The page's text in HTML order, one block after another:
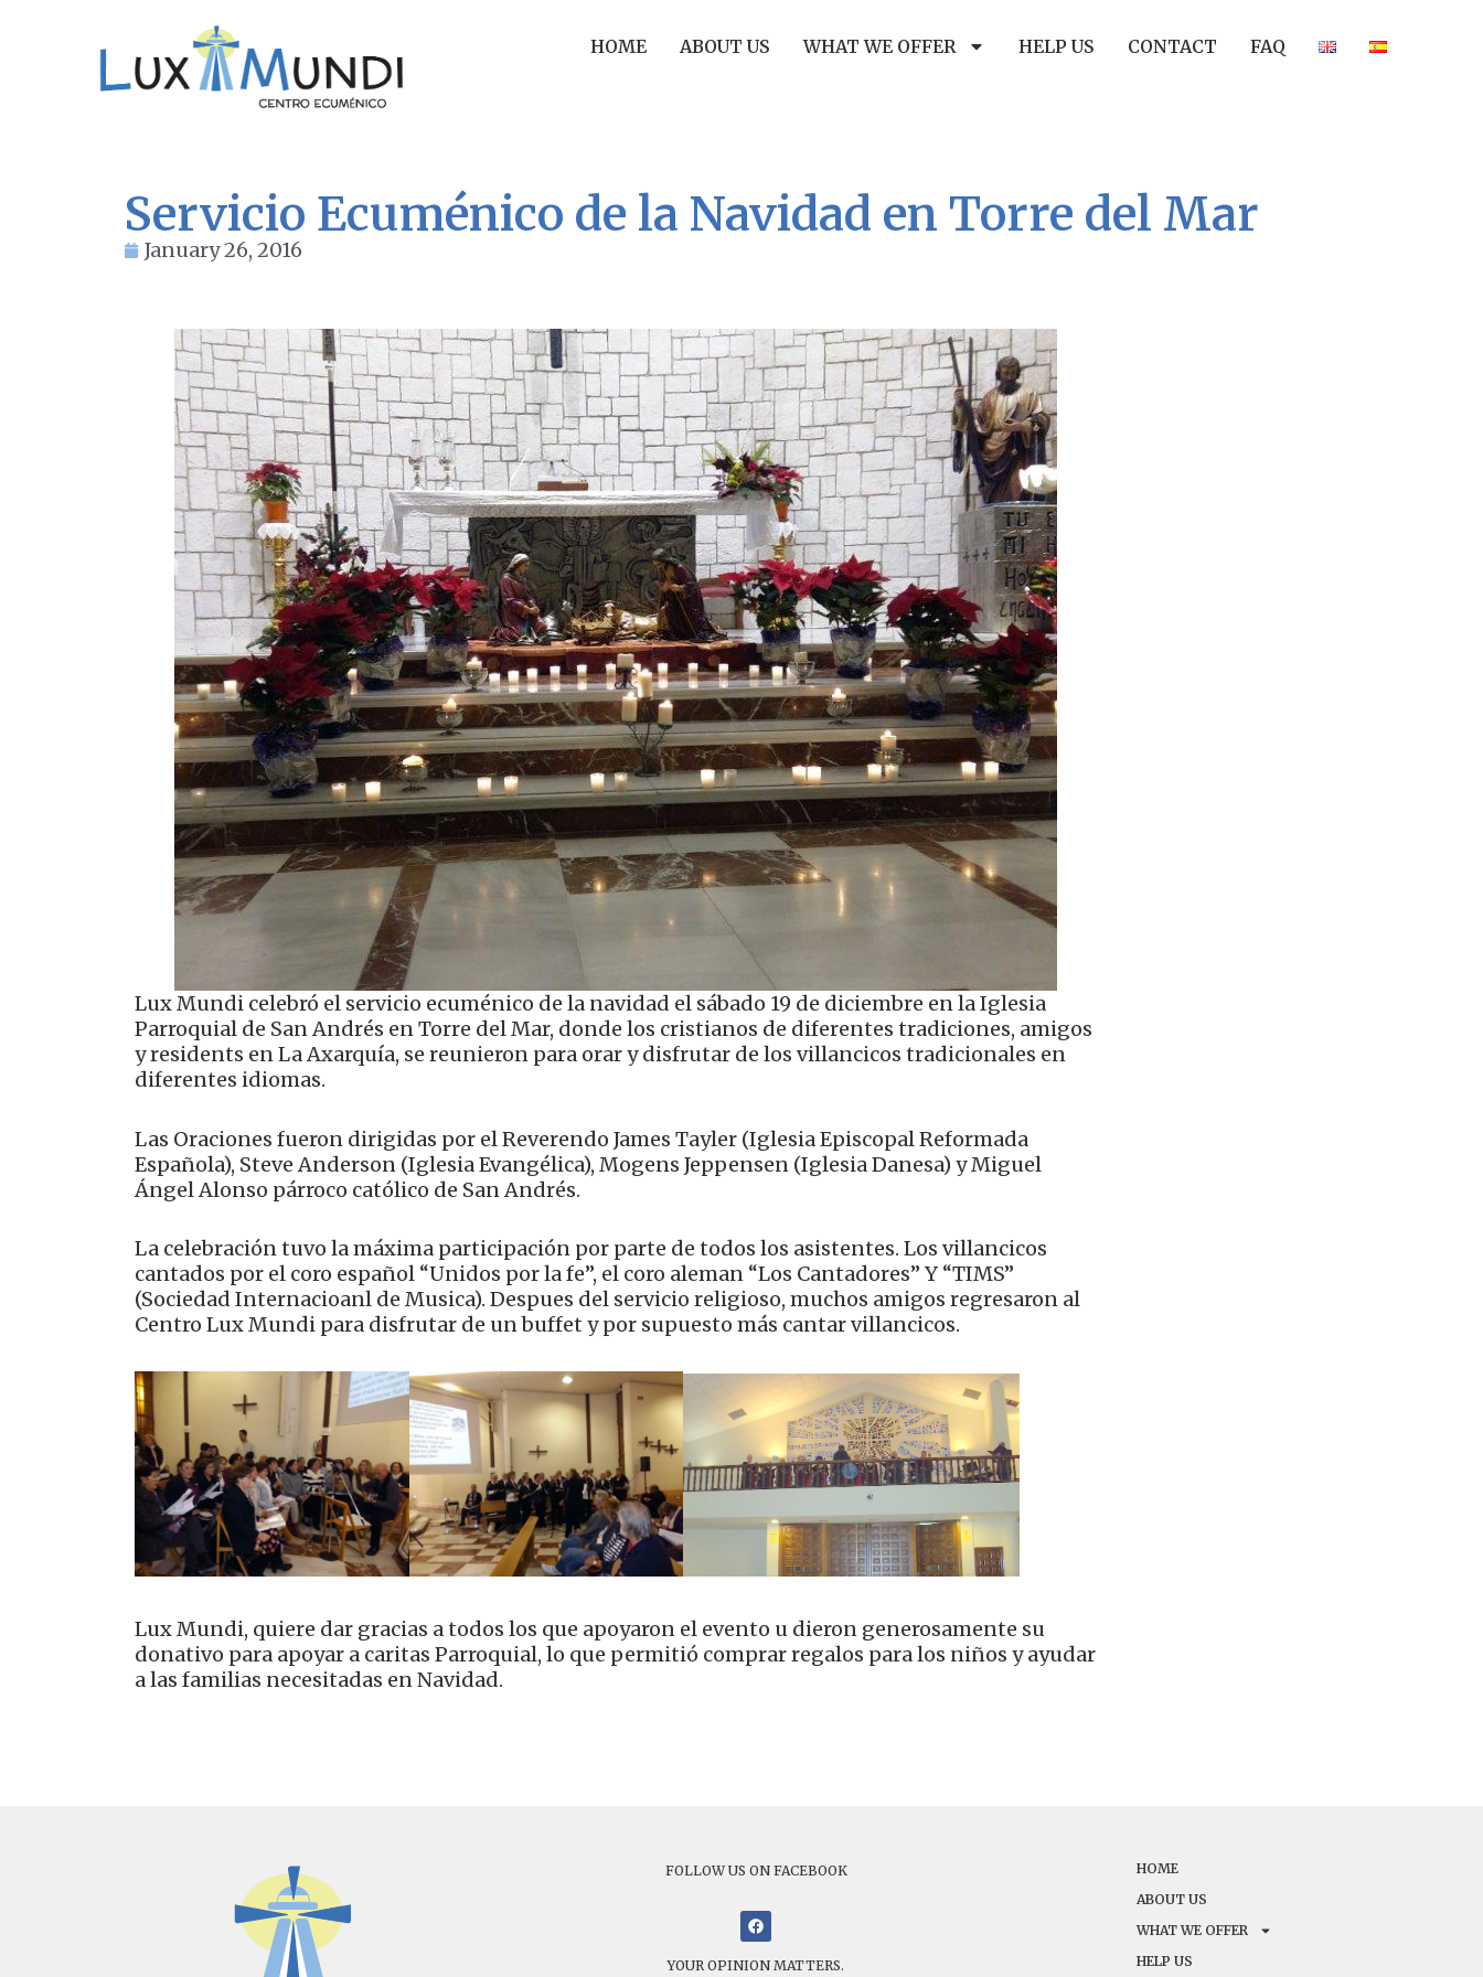
HOME ABOUT US WHAT WE OFFER HELP US CONTACT FAQ
Servicio Ecuménico de la Navidad en Torre del Mar
January 26, 2016
Lux Mundi celebró el servicio ecuménico de la navidad el sábado 19 de diciembre en la Iglesia
Parroquial de San Andrés en Torre del Mar, donde los cristianos de diferentes tradiciones, amigos
y residents en La Axarquía, se reunieron para orar y disfrutar de los villancicos tradicionales en
diferentes idiomas.
Las Oraciones fueron dirigidas por el Reverendo James Tayler (Iglesia Episcopal Reformada
Española), Steve Anderson (Iglesia Evangélica), Mogens Jeppensen (Iglesia Danesa) y Miguel
Ángel Alonso párroco católico de San Andrés.
La celebración tuvo la máxima participación por parte de todos los asistentes. Los villancicos
cantados por el coro español “Unidos por la fe”, el coro aleman “Los Cantadores” Y “TIMS”
(Sociedad Internacioanl de Musica). Despues del servicio religioso, muchos amigos regresaron al
Centro Lux Mundi para disfrutar de un buffet y por supuesto más cantar villancicos.
Lux Mundi, quiere dar gracias a todos los que apoyaron el evento u dieron generosamente su
donativo para apoyar a caritas Parroquial, lo que permitió comprar regalos para los niños y ayudar
a las familias necesitadas en Navidad.
FOLLOW US ON FACEBOOK
YOUR OPINION MATTERS.
HOME
ABOUT US
WHAT WE OFFER
HELP US